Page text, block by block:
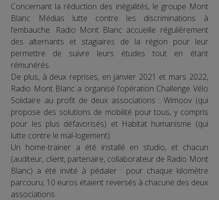
Concernant la réduction des inégalités, le groupe Mont
Blanc Médias lutte contre les discriminations à
l’embauche. Radio Mont Blanc accueille régulièrement
des alternants et stagiaires de la région pour leur
permettre de suivre leurs études tout en étant
rémunérés.
De plus, à deux reprises, en janvier 2021 et mars 2022,
Radio Mont Blanc a organisé l’opération Challenge Vélo
Solidaire au profit de deux associations : Wimoov (qui
propose des solutions de mobilité pour tous, y compris
pour les plus défavorisés) et Habitat humanisme (qui
lutte contre le mal-logement).
Un home-trainer a été installé en studio, et chacun
(auditeur, client, partenaire, collaborateur de Radio Mont
Blanc) a été invité à pédaler : pour chaque kilomètre
parcouru, 10 euros étaient reversés à chacune des deux
associations.